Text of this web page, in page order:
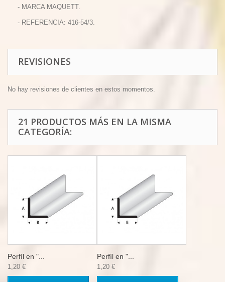
- MARCA MAQUETT.
- REFERENCIA: 416-54/3.
REVISIONES
No hay revisiones de clientes en estos momentos.
21 PRODUCTOS MÁS EN LA MISMA
CATEGORÍA:
Perfíl en "...
1,20 €
Perfíl en "...
1,20 €